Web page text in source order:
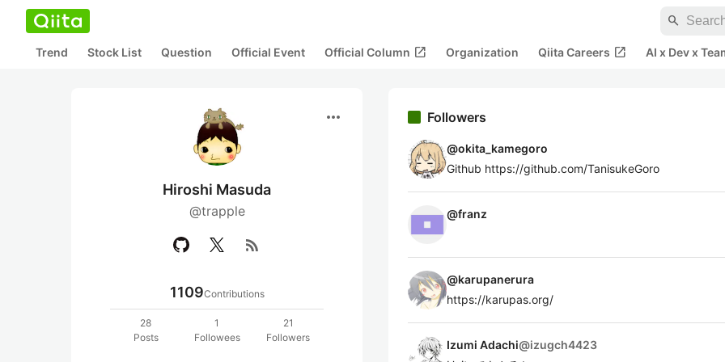
search
Trend Stock List Question Official Event Official Column open_in_new Organization Qiita Careers open_in_new AI x Dev x
more_horiz
Hiroshi Masuda
@trapple
rss_feed
1109Contributions
28
Posts
1
Followees
21
Followers
Followers
@okita_kamegoro
Github https://github.com/TanisukeGoro
@franz
@karupanerura
https://karupas.org/
Izumi Adachi@izugch4423